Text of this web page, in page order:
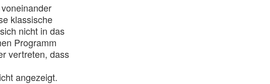
klassische
nicht in das
Programm
vertreten, dass
angezeigt.